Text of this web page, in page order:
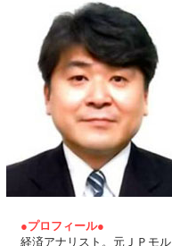
●プロフィール●
経済アナリスト。元ＪＰモ